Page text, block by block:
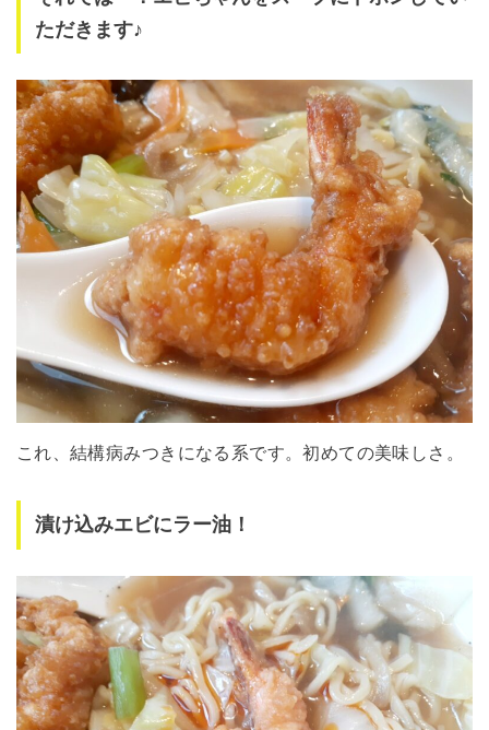
ただきます♪
これ、結構病みつきになる系です。初めての美味しさ。
漬け込みエビにラー油！